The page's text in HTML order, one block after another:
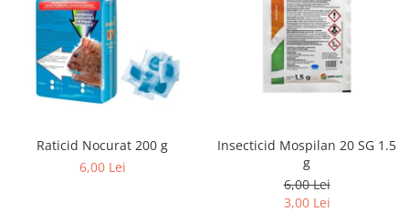
Raticid Nocurat 200 g
6,00 Lei
Insecticid Mospilan 20 SG 1.5
g
6,00 Lei
3,00 Lei